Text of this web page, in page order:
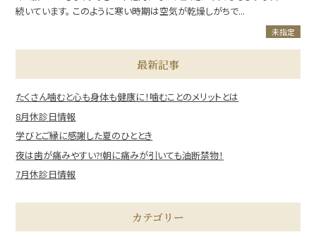
続いています。 このように寒い時期は空気が乾燥しがちで...
未指定
最新記事
たくさん噛むと心も身体も健康に！噛むことのメリットとは
8月休診日情報
学びとご縁に感謝した夏のひととき
夜は歯が痛みやすい?!朝に痛みが引いても油断禁物！
7月休診日情報
カテゴリー